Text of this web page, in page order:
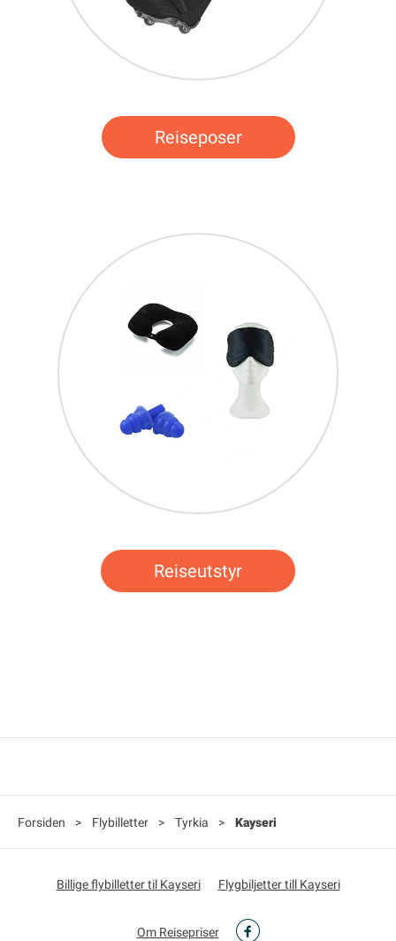
Reiseposer
Reiseutstyr
Forsiden > Flybilletter > Tyrkia > Kayseri
Billige flybilletter til Kayseri Flygbiljetter till Kayseri
Om Reisepriser